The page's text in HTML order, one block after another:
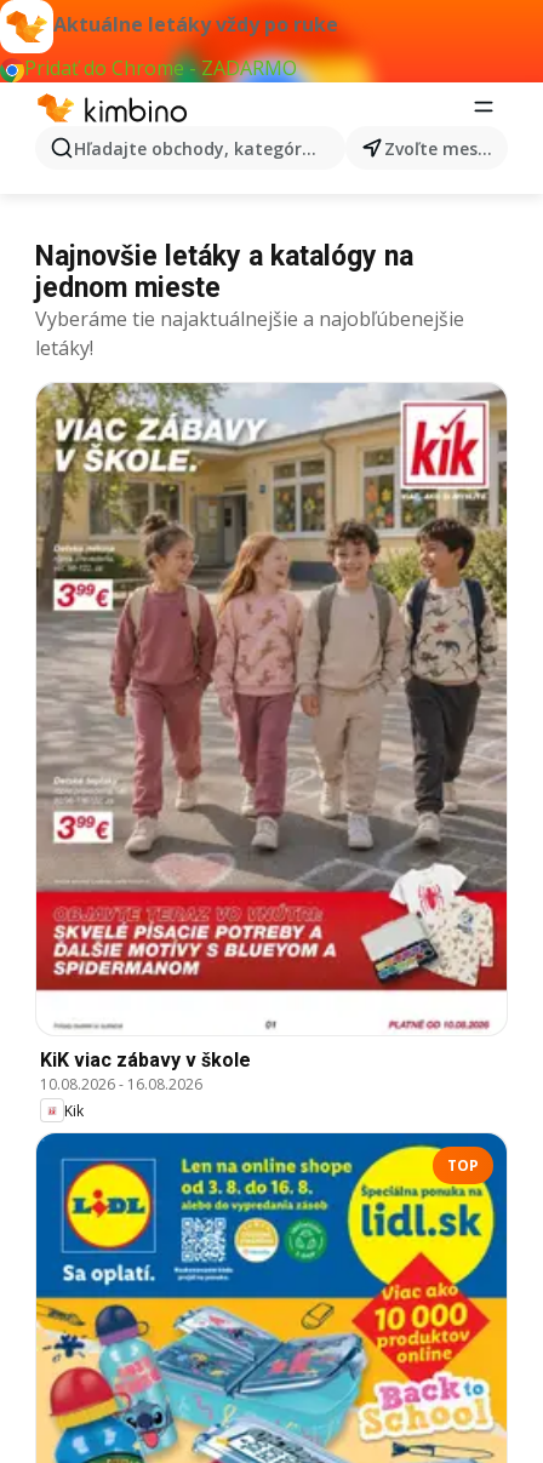
Aktuálne letáky vždy po ruke
Pridať do Chrome - ZADARMO
Hľadajte obchody, kategórie, produkty... Zvoľte mesto
Najnovšie letáky a katalógy na
jednom mieste
Vyberáme tie najaktuálnejšie a najobľúbenejšie
letáky!
KiK viac zábavy v škole
10.08.2026- 16.08.2026
Kik
TOP